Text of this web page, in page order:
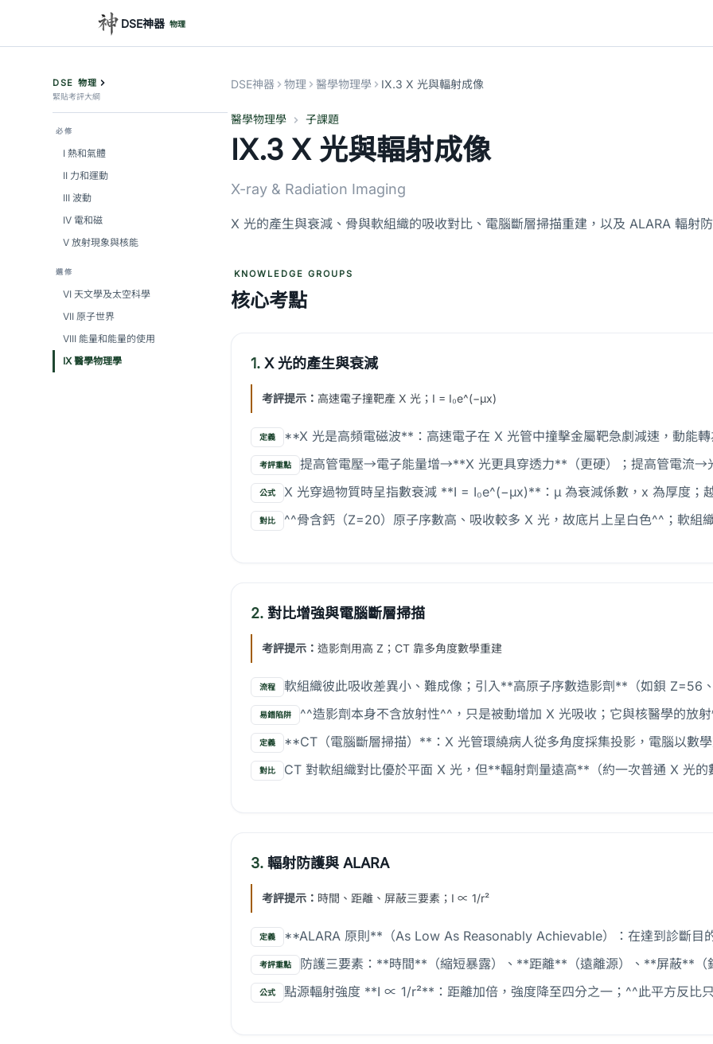
DSE神器 物理
DSE 物理
緊貼考評大綱
必修
I 熱和氣體
II 力和運動
III 波動
IV 電和磁
V 放射現象與核能
選修
VI 天文學及太空科學
VII 原子世界
VIII 能量和能量的使用
IX 醫學物理學
DSE神器 物理 醫學物理學 IX.3 X 光與輻射成像
醫學物理學 子課題
IX.3 X 光與輻射成像
X-ray & Radiation Imaging
X 光的產生與衰減、骨與軟組織的吸收對比、電腦斷層掃描重建，以及 ALARA 輻射
KNOWLEDGE GROUPS
核心考點
1. X 光的產生與衰減
考評提示： 高速電子撞靶產 X 光；I = I₀e^(−μx)
定義 **X 光是高頻電磁波**：高速電子在 X 光管中撞擊金屬靶急劇減速，動能
考評重點 提高管電壓→電子能量增→**X 光更具穿透力**（更硬）；提高管電流→
公式 X 光穿過物質時呈指數衰減 **I = I₀e^(−μx)**：μ 為衰減係數，x 為厚度；
對比 ^^骨含鈣（Z=20）原子序數高、吸收較多 X 光，故底片上呈白色^^；軟組
2. 對比增強與電腦斷層掃描
考評提示： 造影劑用高 Z；CT 靠多角度數學重建
流程 軟組織彼此吸收差異小、難成像；引入**高原子序數造影劑**（如鋇 Z=56
易錯陷阱 ^^造影劑本身不含放射性^^，只是被動增加 X 光吸收；它與核醫學的放
定義 **CT（電腦斷層掃描）**：X 光管環繞病人從多角度採集投影，電腦以數
對比 CT 對軟組織對比優於平面 X 光，但**輻射劑量遠高**（約一次普通 X 光的
3. 輻射防護與 ALARA
考評提示： 時間、距離、屏蔽三要素；I ∝ 1/r²
定義 **ALARA 原則**（As Low As Reasonably Achievable）：在達到診斷目
考評重點 防護三要素：**時間**（縮短暴露）、**距離**（遠離源）、**屏蔽**（
公式 點源輻射強度 **I ∝ 1/r²**：距離加倍，強度降至四分之一；^^此平方反比